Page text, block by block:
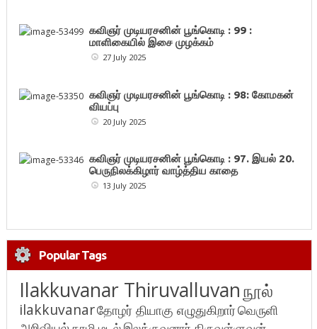
கவிஞர் முடியரசனின் பூங்கொடி : 99 :
மாளிகையில் இசை முழக்கம்
27 July 2025
கவிஞர் முடியரசனின் பூங்கொடி : 98: கோமகன்
வியப்பு
20 July 2025
கவிஞர் முடியரசனின் பூங்கொடி : 97. இயல் 20.
பெருநிலக்கிழார் வாழ்த்திய காதை
13 July 2025
Popular Tags
Ilakkuvanar Thiruvalluvanநூல்
ilakkuvanarதோழர் தியாகு எழுதுகிறார்வெருளி